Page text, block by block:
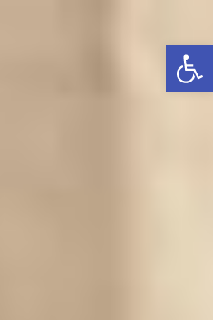
פתח סרגל נגישות